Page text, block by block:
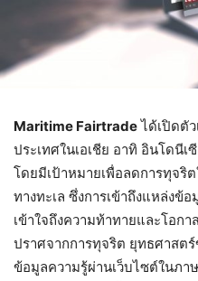
Maritime Fairtradeได้เปิดตั
ประเทศในเอเชีย อาทิ อินโดนีเ
โดยมีเป้าหมายเพื่อลดการทุจริ
ทางทะเล ซึ่งการเข้าถึงแหล่งข้
เข้าใจถึงความท้าทายและโอก
ปราศจากการทุจริต ยุทธศาสต
ข้อมูลความรู้ผ่านเว็บไซต์ในภา